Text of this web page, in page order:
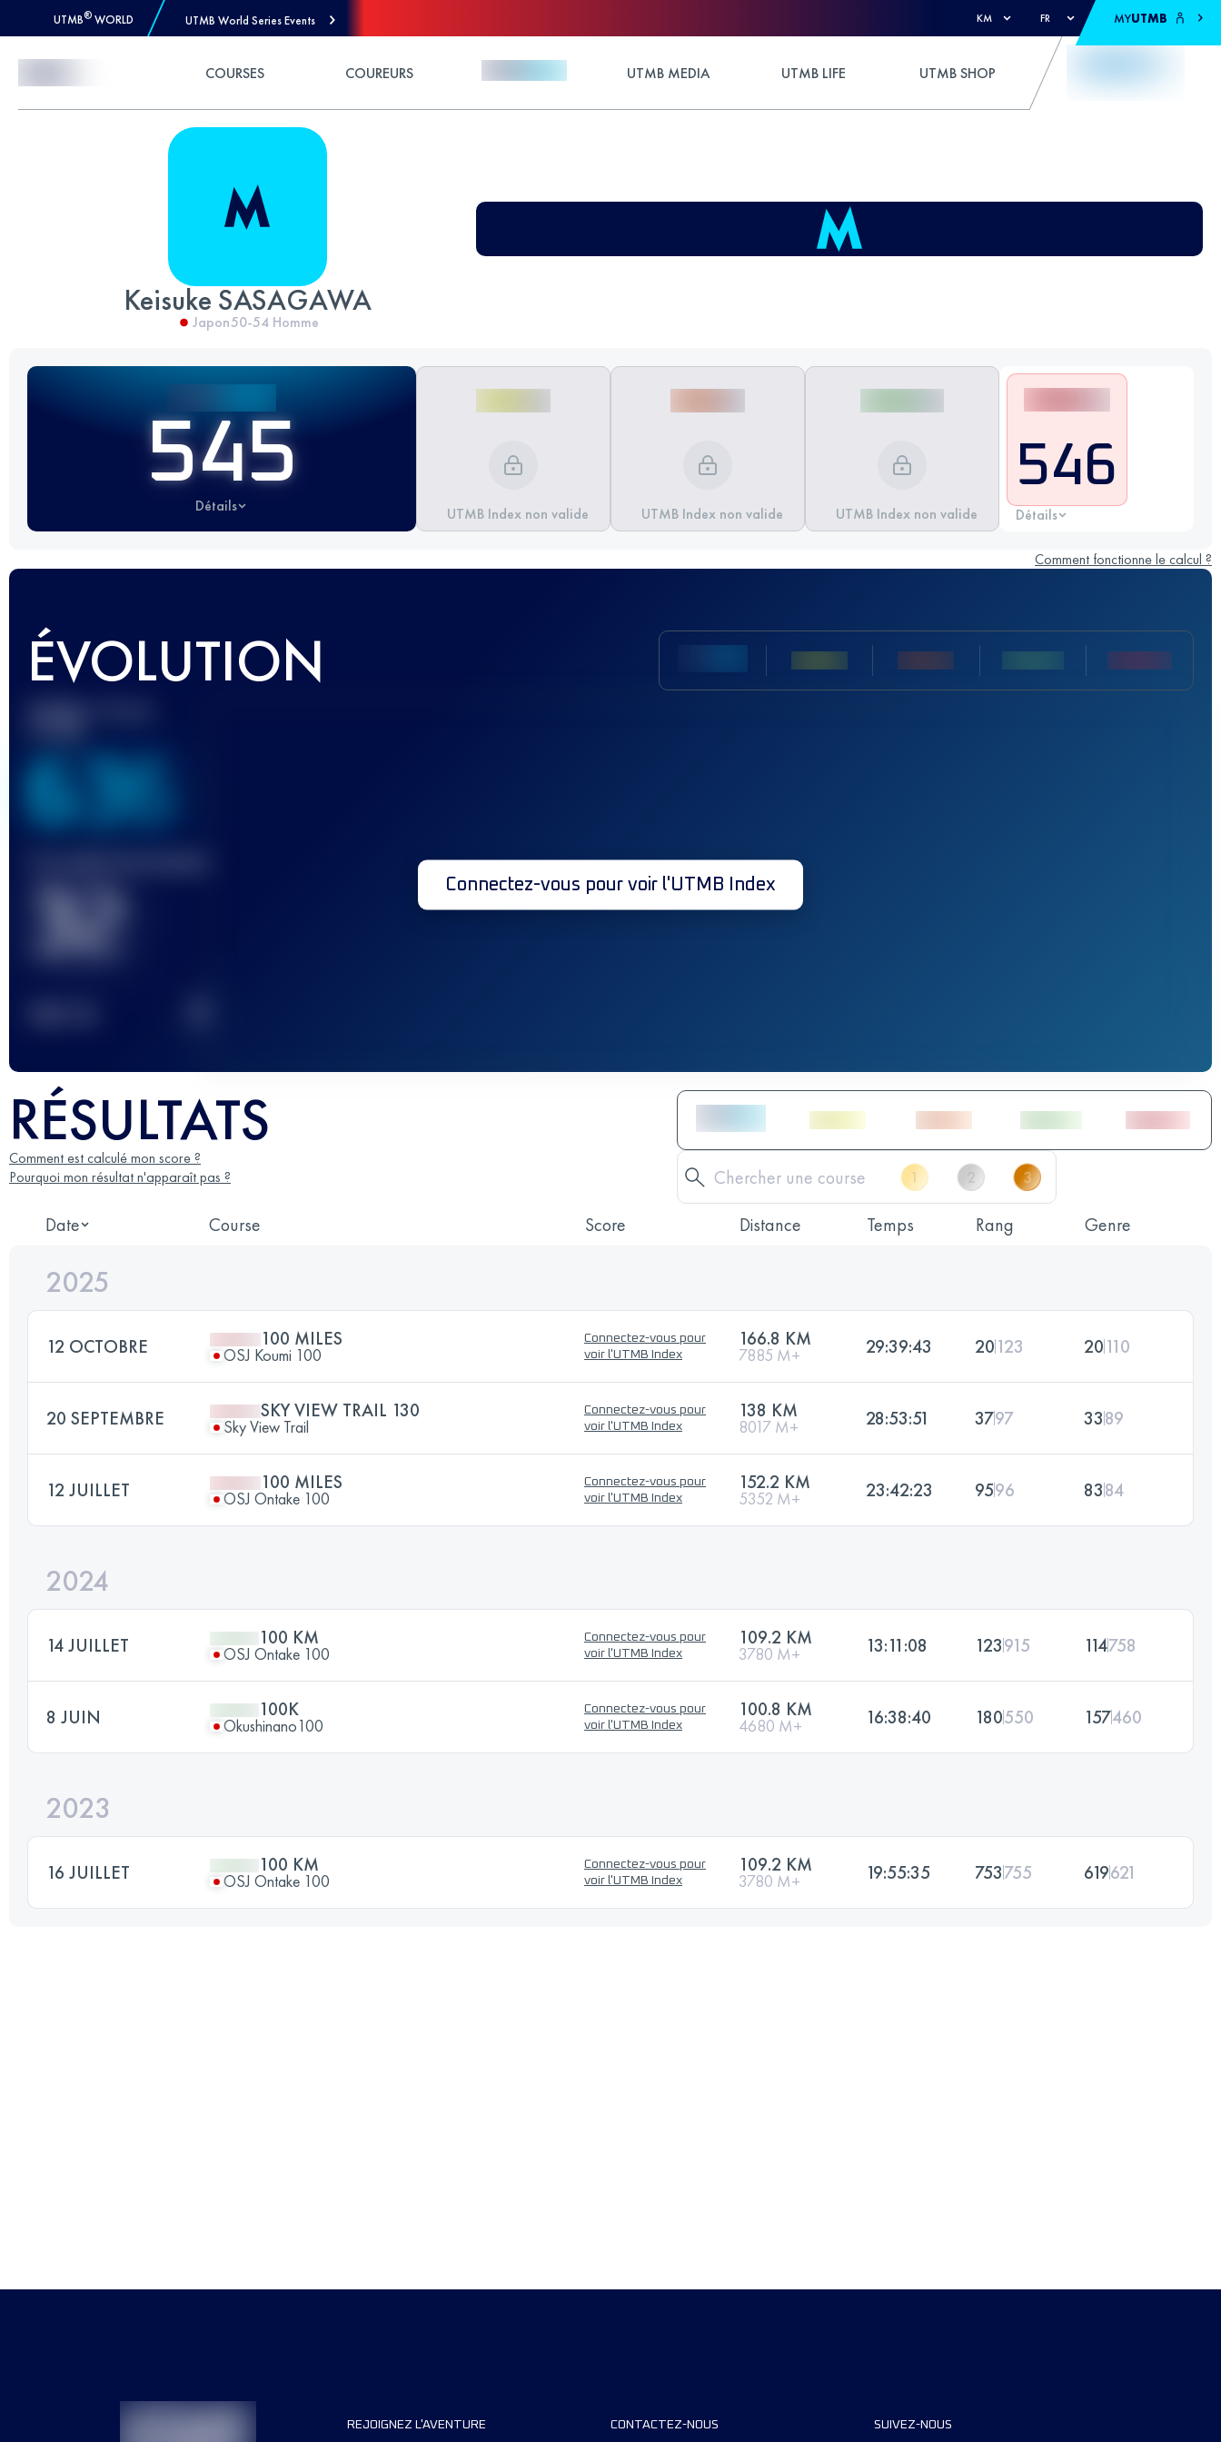
UTMB® WORLD UTMB World Series Events KM FR MYUTMB
COURSES COUREURS UTMB MEDIA UTMB LIFE UTMB SHOP
Keisuke SASAGAWA
Japon50-54 Homme
545
Détails UTMB Index non valide UTMB Index non valide UTMB Index non valide
546
Détails
Comment fonctionne le calcul ?
ÉVOLUTION
Meilleur Score
636
32 Connectez-vous pour voir l'UTMB Index
RÉSULTATS
Comment est calculé mon score ?
Pourquoi mon résultat n'apparaît pas ?
Date Course Score Distance Temps Rang Genre
2025
12 OCTOBRE 100 MILES
OSJ Koumi 100
Connectez-vous pour
voir l'UTMB Index
166.8 KM
7885 M+ 29:39:43 20123 20110
20 SEPTEMBRE SKY VIEW TRAIL 130
Sky View Trail
Connectez-vous pour
voir l'UTMB Index
138 KM
8017 M+ 28:53:51 3797 3389
12 JUILLET 100 MILES
OSJ Ontake 100
Connectez-vous pour
voir l'UTMB Index
152.2 KM
5352 M+ 23:42:23 9596 8384
2024
14 JUILLET 100 KM
OSJ Ontake 100
Connectez-vous pour
voir l'UTMB Index
109.2 KM
3780 M+ 13:11:08 123915 114758
8 JUIN 100K
Okushinano100
Connectez-vous pour
voir l'UTMB Index
100.8 KM
4680 M+ 16:38:40 180550 157460
2023
16 JUILLET 100 KM
OSJ Ontake 100
Connectez-vous pour
voir l'UTMB Index
109.2 KM
3780 M+ 19:55:35 753755 619621
REJOIGNEZ L'AVENTURE CONTACTEZ-NOUS SUIVEZ-NOUS